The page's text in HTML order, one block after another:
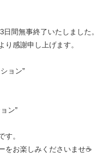
間無事終了いたしました。
り感謝申し上げます。
ョン”
ン”
す。
をお楽しみくださいませ☕